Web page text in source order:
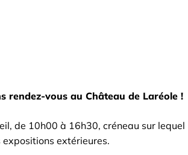
rendez-vous au Château de Laréole !
de 10h00 à 16h30, créneau sur lequel
extérieures.